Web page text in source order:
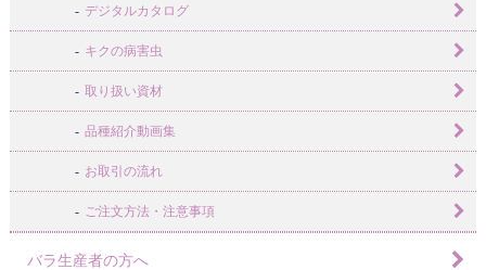
デジタルカタログ
キクの病害虫
取り扱い資材
品種紹介動画集
お取引の流れ
ご注文方法・注意事項
バラ生産者の方へ